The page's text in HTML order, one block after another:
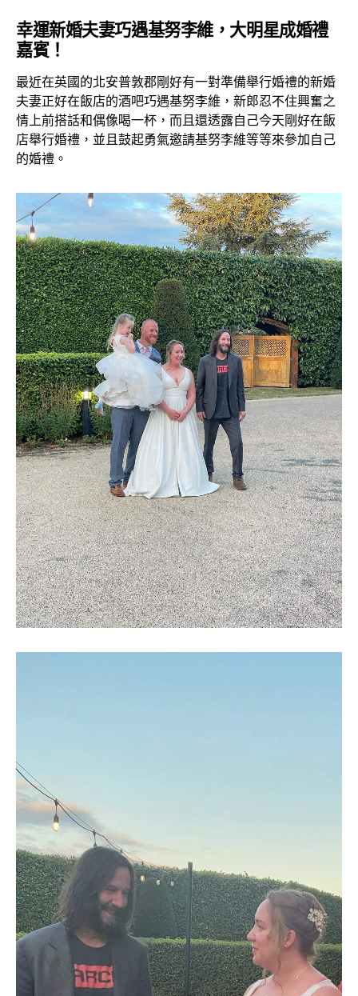
幸運新婚夫妻巧遇基努李維，大明星成婚禮
嘉賓！
最近在英國的北安普敦郡剛好有一對準備舉行婚禮的新婚
夫妻正好在飯店的酒吧巧遇基努李維，新郎忍不住興奮之
情上前搭話和偶像喝一杯，而且還透露自己今天剛好在飯
店舉行婚禮，並且鼓起勇氣邀請基努李維等等來參加自己
的婚禮。